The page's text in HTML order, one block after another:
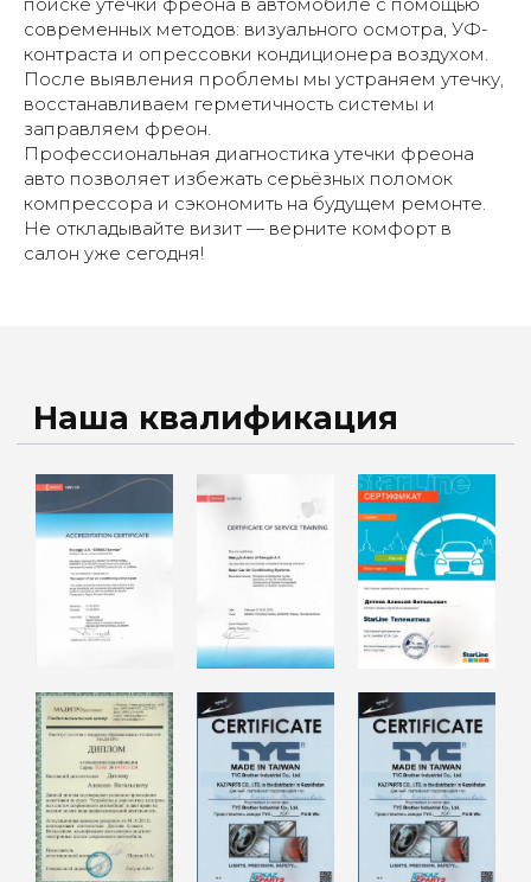
современных методов: визуального осмотра, УФ-
контраста и опрессовки кондиционера воздухом.
После выявления проблемы мы устраняем утечку,
восстанавливаем герметичность системы и
заправляем фреон.
Профессиональная диагностика утечки фреона
авто позволяет избежать серьёзных поломок
компрессора и сэкономить на будущем ремонте.
Не откладывайте визит — верните комфорт в
салон уже сегодня!
Наши услуги